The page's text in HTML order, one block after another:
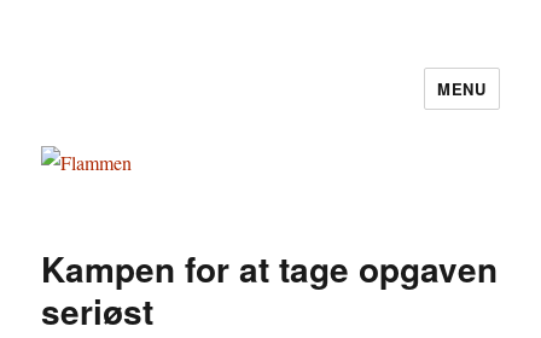
MENU
Kampen for at tage opgaven
seriøst